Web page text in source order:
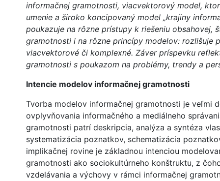
informačnej gramotnosti, viacvektorový model,
umenie a široko koncipovaný model „krajiny
poukazuje na rôzne prístupy k riešeniu obsahovej,
gramotnosti i na rôzne princípy modelov: rozlišuje
viacvektorové či komplexné. Záver príspevku
gramotnosti s poukazom na problémy, trendy a
Intencie modelov informačnej gramotnosti
Tvorba modelov informačnej gramotnosti je veľmi
ovplyvňovania informačného a mediálneho
gramotnosti patrí deskripcia, analýza a syntéza
systematizácia poznatkov, schematizácia
implikačnej rovine je základnou intenciou
gramotnosti ako sociokultúrneho konštruktu, z
vzdelávania a výchovy v rámci informačnej